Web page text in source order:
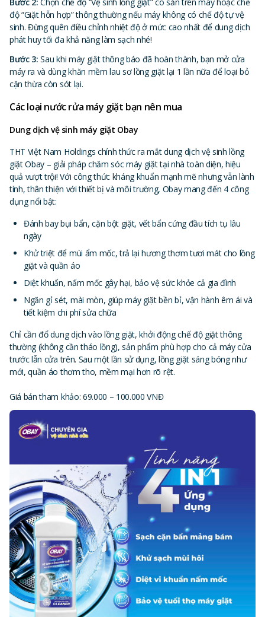
độ “Giặt hỗn hợp” thông thường nếu máy không có chế độ tự vệ
sinh. Đừng quên điều chỉnh nhiệt độ ở mức cao nhất để dung dịch
phát huy tối đa khả năng làm sạch nhé!
Bước 3: Sau khi máy giặt thông báo đã hoàn thành, bạn mở cửa
máy ra và dùng khăn mềm lau sơ lồng giặt lại 1 lần nữa để loại bỏ
cặn thừa còn sót lại.
Các loại nước rửa máy giặt bạn nên mua
Dung dịch vệ sinh máy giặt Obay
THT Việt Nam Holdings chính thức ra mắtdung dịch vệ sinh lồng
giặt Obay – giải pháp chăm sóc máy giặt tại nhà toàn diện, hiệu
quả vượt trội!Với công thức kháng khuẩn mạnh mẽ nhưng vẫnlành
tính, thân thiện với thiết bị và môi trường, Obay mang đến 4 công
dụng nổi bật:
Đánh bay bụi bẩn, cặn bột giặt, vết bẩn cứng đầu tích tụ lâu
ngày
Khử triệt để mùi ẩm mốc, trả lại hương thơm tươi mát cho lồng
giặt và quần áo
Diệt khuẩn, nấm mốc gây hại, bảo vệ sức khỏe cả gia đình
Ngăn gỉ sét, mài mòn, giúp máy giặt bền bỉ, vận hành êm ái và
tiết kiệm chi phí sửa chữa
Chỉ cần đổ dung dịch vào lồng giặt, khởi động chế độ giặt thông
thường (không cần tháo lồng), sản phẩm phù hợp cho cả máy cửa
trước lẫn cửa trên. Sau một lần sử dụng, lồng giặt sáng bóng như
mới, quần áo thơm tho, mềm mại hơn rõ rệt.
Giá bán tham khảo: 69.000 – 100.000 VNĐ